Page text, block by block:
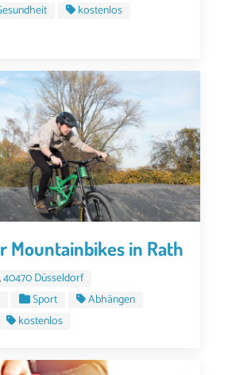
kostenlos
Mountainbikes in Rath
40470 Düsseldorf
Sport
Abhängen
kostenlos